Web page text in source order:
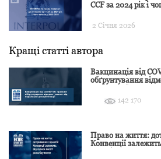
CCF за 2024 рік і
2 Січня 2026
Кращі статті автора
Вакцинація від
обґрунтування
142 170
Право на життя:
Конвенції